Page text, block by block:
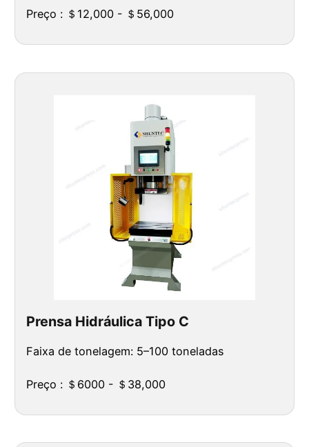
Preço : ＄12,000 - ＄56,000
Prensa Hidráulica Tipo C
Faixa de tonelagem: 5–100 toneladas
Preço : ＄6000 - ＄38,000